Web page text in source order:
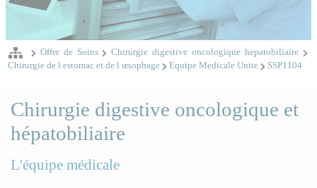
Offre de Soins
Chirurgie digestive oncologique hepatobiliaire
Chirurgie de l estomac et de l œsophage
Equipe Medicale Unite SSP1104
Chirurgie digestive oncologique et
hépatobiliaire
L'équipe médicale